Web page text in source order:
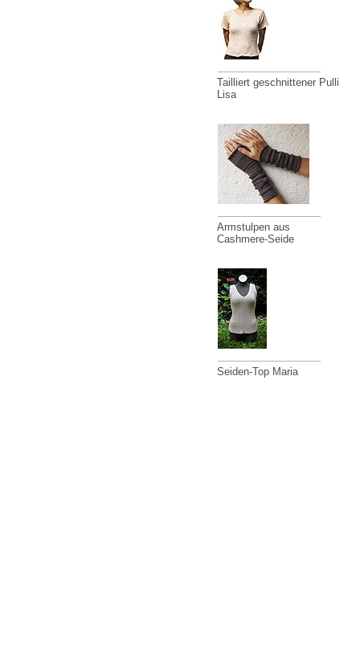
Tailliert geschnittener Pulli
Lisa
Armstulpen aus
Cashmere-Seide
Seiden-Top Maria